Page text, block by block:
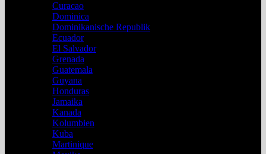
Curacao
Dominica
Dominikanische Republik
Ecuador
El Salvador
Grenada
Guatemala
Guyana
Honduras
Jamaika
Kanada
Kolumbien
Kuba
Martinique